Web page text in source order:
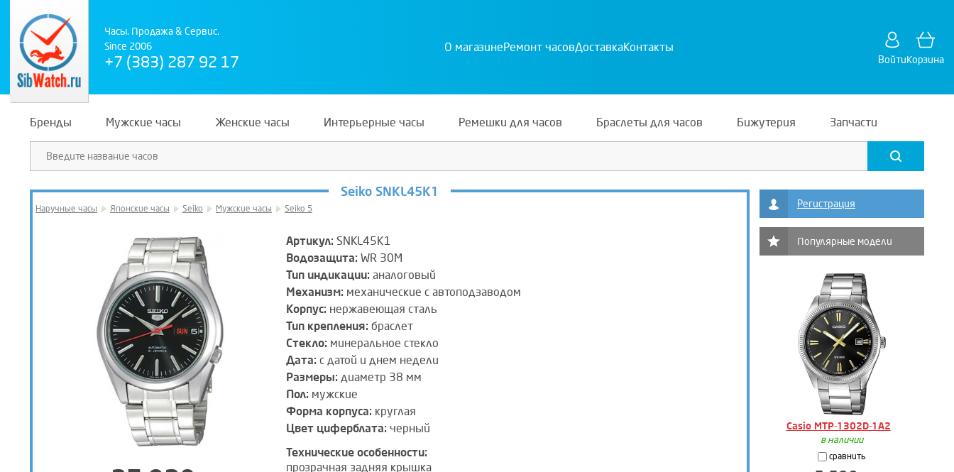
Часы. Продажа & Сервис.
Since 2006
+7 (383) 287 92 17
О магазинеРемонт часовДоставкаКонтакты
ВойтиКорзина
Бренды Мужские часы Женские часы Интерьерные часы Ремешки для часов Браслеты для часов Бижутерия Запчасти
Seiko SNKL45K1
Наручные часы Японские часы Seiko Мужские часы Seiko 5
Артикул: SNKL45K1
Водозащита: WR 30M
Тип индикации: аналоговый
Механизм: механические с автоподзаводом
Корпус: нержавеющая сталь
Тип крепления: браслет
Стекло: минеральное стекло
Дата: с датой и днем недели
Размеры: диаметр 38 мм
Пол: мужские
Форма корпуса: круглая
Цвет циферблата: черный
Технические особенности:
прозрачная задняя крышка
Регистрация
Популярные модели
Casio MTP-1302D-1A2
в наличии
сравнить